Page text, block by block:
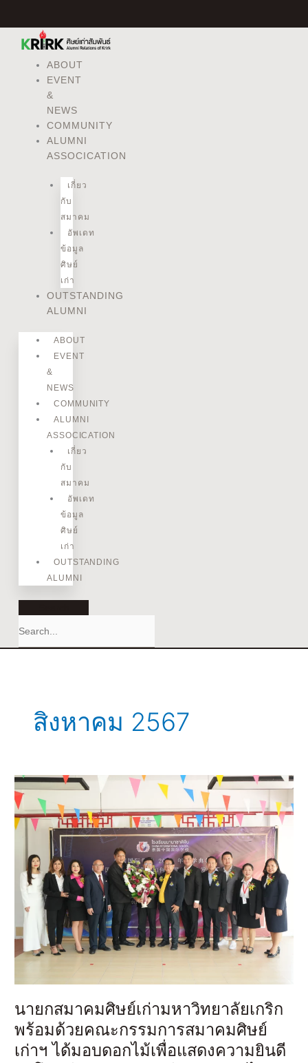
content
ABOUT
EVENT
&
NEWS
COMMUNITY
ALUMNI
ASSOCICATION
เกี่ยว
กับ
สมาคม
อัพเดท
ข้อมูล
ศิษย์
เก่า
OUTSTANDING
ALUMNI
ABOUT
EVENT
&
NEWS
COMMUNITY
ALUMNI
ASSOCICATION
เกี่ยว
กับ
สมาคม
อัพเดท
ข้อมูล
ศิษย์
เก่า
OUTSTANDING
ALUMNI
สิงหาคม 2567
นายกสมาคมศิษย์เก่ามหาวิทยาลัยเกริก
พร้อมด้วยคณะกรรมการสมาคมศิษย์
เก่าฯ ได้มอบดอกไม้เพื่อแสดงความยินดี
นายก
สมาคม
ศิษย์
เก่า
มหาวิทยาลัย
เกริก
พร้อม
ด้วย
คณะ
กรรมการ
สมาคม
ศิษย์
เก่าฯ
ดอกไม้
เพื่อ
ความ